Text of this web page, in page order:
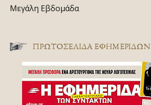
Μεγάλη Εβδομάδα
ΠΡΩΤΟΣΈΛΙΔΑ ΕΦΗΜΕΡΊΔΩΝ